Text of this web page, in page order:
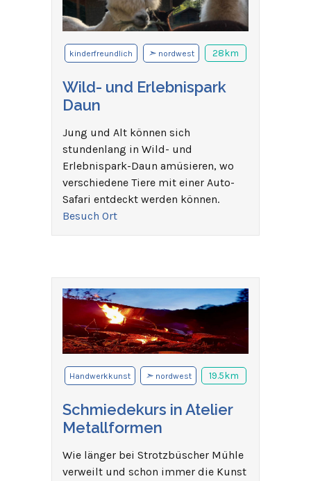
kinderfreundlich ➣ nordwest 28km
Wild- und Erlebnispark
Daun
Jung und Alt können sich
stundenlang in Wild- und
Erlebnispark-Daun amüsieren, wo
verschiedene Tiere mit einer Auto-
Safari entdeckt werden können.
Besuch Ort
Handwerkkunst ➣ nordwest 19.5km
Schmiedekurs in Atelier
Metallformen
Wie länger bei Strotzbüscher Mühle
verweilt und schon immer die Kunst